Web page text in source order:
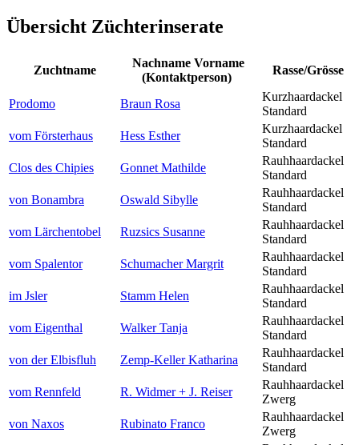
Übersicht Züchterinserate
Zuchtname
Nachname Vorname
(Kontaktperson)
Rasse/Grösse
Prodomo Braun Rosa
Kurzhaardackel
Standard
vom Försterhaus
Hess Esther
Kurzhaardackel
Standard
Clos des Chipies
Gonnet Mathilde
Rauhhaardackel
Standard
von Bonambra
Oswald Sibylle
Rauhhaardackel
Standard
vom Lärchentobel
Ruzsics Susanne
Rauhhaardackel
Standard
vom Spalentor
Schumacher Margrit
Rauhhaardackel
Standard
im Jsler
Stamm Helen
Rauhhaardackel
Standard
vom Eigenthal
Walker Tanja
Rauhhaardackel
Standard
von der Elbisfluh
Zemp-Keller Katharina
Rauhhaardackel
Standard
vom Rennfeld
R. Widmer + J. Reiser
Rauhhaardackel
Zwerg
von Naxos
Rubinato Franco
Rauhhaardackel
Zwerg